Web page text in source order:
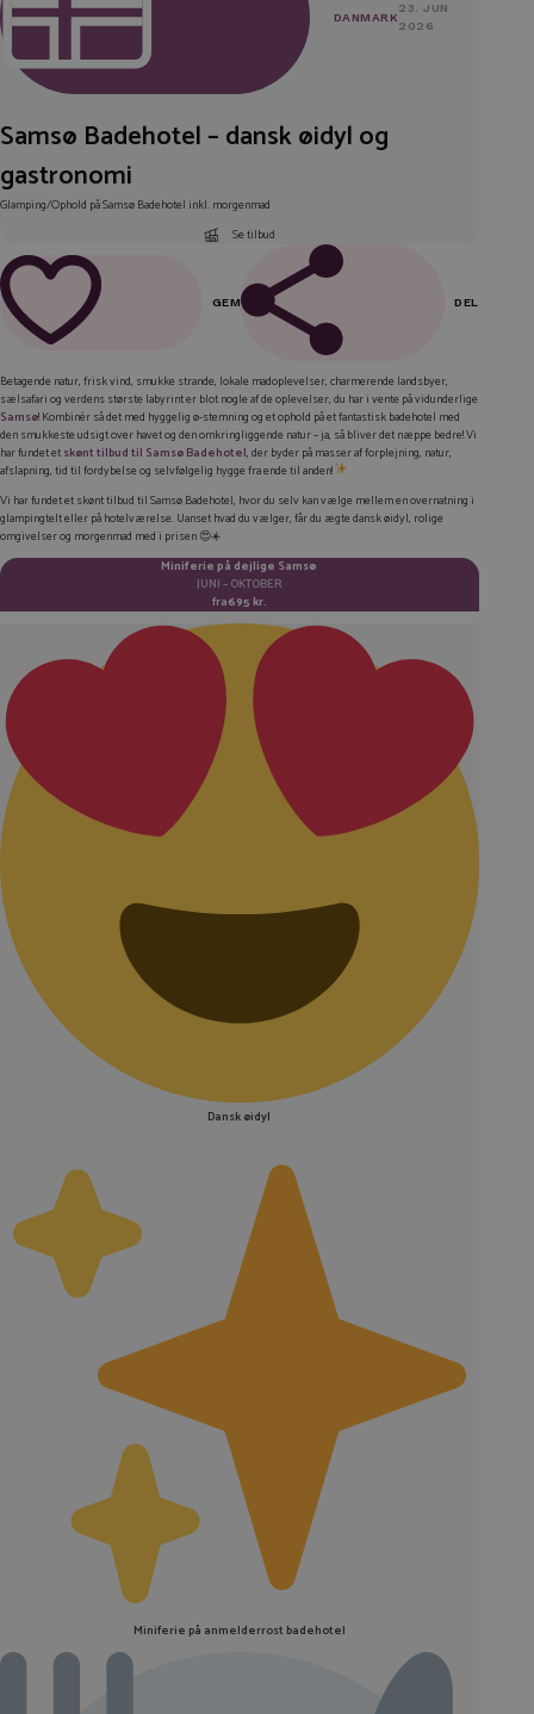
DANMARK
23. JUN
2026
Samsø Badehotel – dansk øidyl og
gastronomi
Glamping/Ophold på Samsø Badehotel inkl. morgenmad
Se tilbud
GEM DEL
LINKEDIN
TWITTER
Betagende natur, frisk vind, smukke strande, lokale madoplevelser, charmerende landsbyer,
sælsafari og verdens største labyrint er blot nogle af de oplevelser, du har i vente på vidunderlige
Samsø! Kombinér så det med hyggelig ø-stemning og et ophold på et fantastisk badehotel med
den smukkeste udsigt over havet og den omkringliggende natur – ja, så bliver det næppe bedre! Vi
har fundet etskønt tilbud til Samsø Badehotel, der byder på masser af forplejning, natur,
afslapning, tid til fordybelse og selvfølgelig hygge fra ende til anden!
Vi har fundet et skønt tilbud til Samsø Badehotel, hvor du selv kan vælge mellem en overnatning i
glampingtelt eller på hotelværelse. Uanset hvad du vælger, får du ægte dansk øidyl, rolige
omgivelser og morgenmad med i prisen 😍☀️
Miniferie på dejlige Samsø
JUNI – OKTOBER
fra695 kr.
Dansk øidyl
Miniferie på anmelderrost badehotel